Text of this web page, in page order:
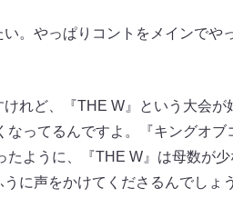
。やっぱりコントをメインでや
れど、『THE W』という大会が
ってるんですよ。『キングオブ
ように、『THE W』は母数が
に声をかけてくださるんでしょ